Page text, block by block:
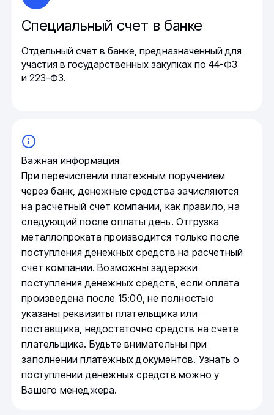
Специальный счет в банке
Отдельный счет в банке, предназначенный для
участия в государственных закупках по 44-ФЗ
и 223-ФЗ.
Важная информация
При перечислении платежным поручением
через банк, денежные средства зачисляются
на расчетный счет компании, как правило, на
следующий после оплаты день. Отгрузка
металлопроката производится только после
поступления денежных средств на расчетный
счет компании. Возможны задержки
поступления денежных средств, если оплата
произведена после 15:00, не полностью
указаны реквизиты плательщика или
поставщика, недостаточно средств на счете
плательщика. Будьте внимательны при
заполнении платежных документов. Узнать о
поступлении денежных средств можно у
Вашего менеджера.